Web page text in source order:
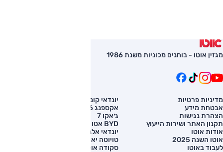
מגזין אוטו - בוחנים מכוניות משנת 1986
מדיניות פרטיות
אבטחת מידע
הצהרת נגישות
תקנון האתר ושירות הייעוץ
אודות אוטו
אוטו השנה 2025
לעבוד באוטו
יונדאי קונה
אקספנג G6
ג׳אקו 7
BYD אטו 3
יונדאי אלנטרה
טויוטה יאריס קרוס
סקודה אוקטביה